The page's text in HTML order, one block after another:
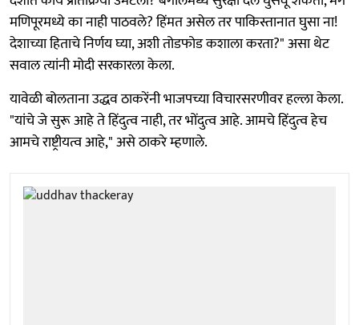
मणिपूरमध्ये का नाही पाठवले? हिंमत असेल तर पाकिस्तानात घुसा ना!
देशाच्या हिताचे निर्णय घ्या, अशी तोडफोड कशाला करता?" असा थेट
सवाल त्यांनी मोदी सरकारला केला.
यावेळी बोलताना उद्धव ठाकरेंनी भाजपच्या विचारसरणीवर हल्ला केला.
"यांचे जे सुरू आहे ते हिंदुत्व नाही, तर भोंदुत्व आहे. आमचे हिंदुत्व हेच
आमचे राष्ट्रीयत्व आहे," असे ठाकरे म्हणाले.